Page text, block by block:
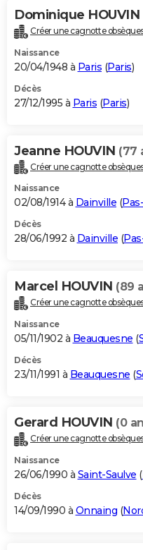
Dominique HOUVIN
Créer une cagnotte
Naissance
20/04/1948 à Paris (Paris)
Décès
27/12/1995 à Paris (Paris)
Jeanne HOUVIN (77
Créer une cagnotte
Naissance
02/08/1914 à Dainville (
Décès
28/06/1992 à Dainville (
Marcel HOUVIN (89
Créer une cagnotte
Naissance
05/11/1902 à Beauquesne (
Décès
23/11/1991 à Beauquesne (
Gerard HOUVIN (0
Créer une cagnotte
Naissance
26/06/1990 à Saint-Saulve (
Décès
14/09/1990 à Onnaing (